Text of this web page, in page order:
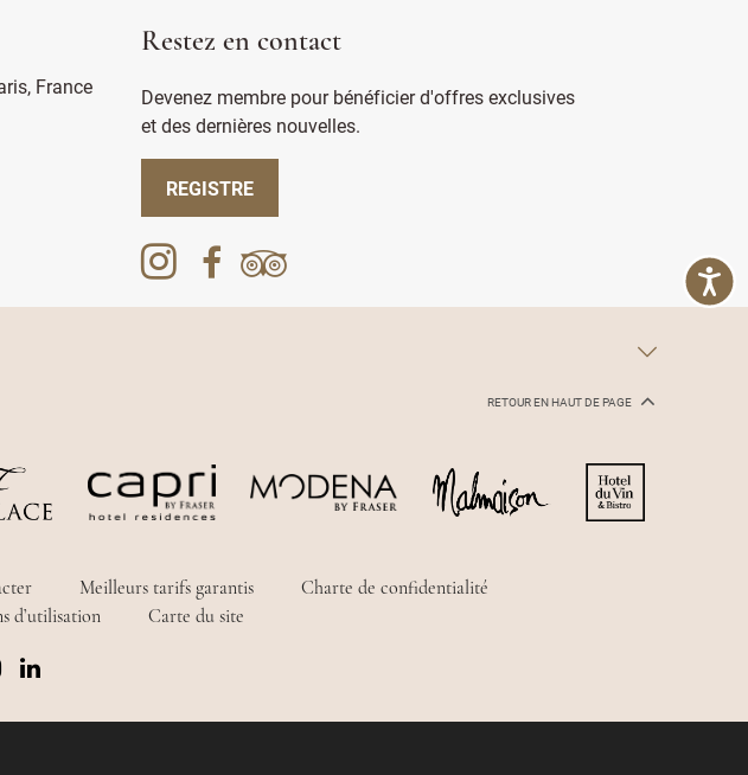
France
Restez en contact
Devenez membre pour bénéficier d'offres exclusives
et des dernières nouvelles.
REGISTRE
RETOUR EN HAUT DE PAGE
Meilleurs tarifs garantis
Charte de confidentialité
d’utilisation Carte du site